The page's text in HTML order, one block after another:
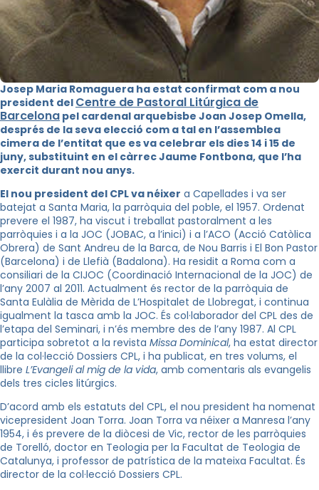
Josep Maria Romaguera ha estat confirmat com a nou
president del Centre de Pastoral Litúrgica de
Barcelona pel cardenal arquebisbe Joan Josep Omella,
després de la seva elecció com a tal en l’assemblea
cimera de l’entitat que es va celebrar els dies 14 i 15 de
juny, substituint en el càrrec Jaume Fontbona, que l’ha
exercit durant nou anys.
El nou president del CPL va néixer a Capellades i va ser
batejat a Santa Maria, la parròquia del poble, el 1957. Ordenat
prevere el 1987, ha viscut i treballat pastoralment a les
parròquies i a la JOC (JOBAC, a l’inici) i a l’ACO (Acció Catòlica
Obrera) de Sant Andreu de la Barca, de Nou Barris i El Bon Pastor
(Barcelona) i de Llefià (Badalona). Ha residit a Roma com a
consiliari de la CIJOC (Coordinació Internacional de la JOC) de
l’any 2007 al 2011. Actualment és rector de la parròquia de
Santa Eulàlia de Mèrida de L’Hospitalet de Llobregat, i continua
igualment la tasca amb la JOC. És col·laborador del CPL des de
l’etapa del Seminari, i n’és membre des de l’any 1987. Al CPL
participa sobretot a la revista Missa Dominical, ha estat director
de la col·lecció Dossiers CPL, i ha publicat, en tres volums, el
llibre L’Evangeli al mig de la vida, amb comentaris als evangelis
dels tres cicles litúrgics.
D’acord amb els estatuts del CPL, el nou president ha nomenat
vicepresident Joan Torra. Joan Torra va néixer a Manresa l’any
1954, i és prevere de la diòcesi de Vic, rector de les parròquies
de Torelló, doctor en Teologia per la Facultat de Teologia de
Catalunya, i professor de patrística de la mateixa Facultat. És
director de la col·lecció Dossiers CPL.